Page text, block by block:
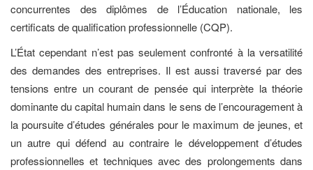
concurrentes des diplômes de l’Éducation nationale, les
certificats de qualification professionnelle (CQP).
L’État cependant n’est pas seulement confronté à la versatilité
des demandes des entreprises. Il est aussi traversé par des
tensions entre un courant de pensée qui interprète la théorie
dominante du capital humain dans le sens de l’encouragement à
la poursuite d’études générales pour le maximum de jeunes, et
un autre qui défend au contraire le développement d’études
professionnelles et techniques avec des prolongements dans